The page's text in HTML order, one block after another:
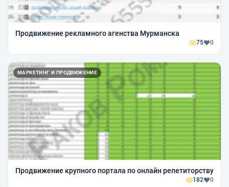
Продвижение рекламного агенства Мурманска
75 0
МАРКЕТИНГ И ПРОДВИЖЕНИЕ
Продвижение крупного портала по онлайн репетиторству
182 0